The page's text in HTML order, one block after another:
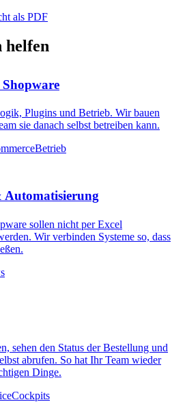
als PDF
helfen
Plugins und Betrieb. Wir bauen
sie danach selbst betreiben kann.
Betrieb
sollen nicht per Excel
Wir verbinden Systeme so, dass
sehen den Status der Bestellung und
abrufen. So hat Ihr Team wieder
Dinge.
Cockpits